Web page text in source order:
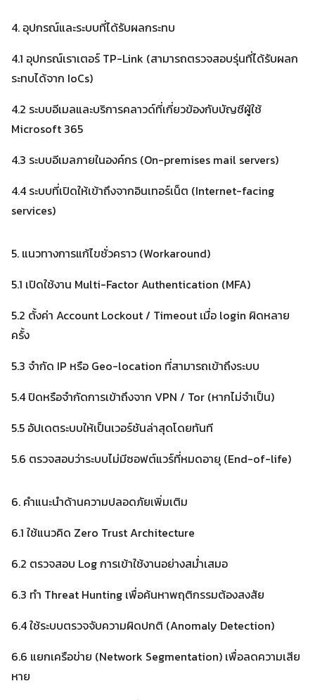
4. อุปกรณ์และระบบที่ได้รับผลกระทบ
4.1 อุปกรณ์เราเตอร์ TP-Link (สามารถตรวจสอบรุ่นที่ได้รับผลก
ระทบได้จาก IoCs)
4.2 ระบบอีเมลและบริการคลาวด์ที่เกี่ยวข้องกับบัญชีผู้ใช้
Microsoft 365
4.3 ระบบอีเมลภายในองค์กร (On-premises mail servers)
4.4 ระบบที่เปิดให้เข้าถึงจากอินเทอร์เน็ต (Internet-facing
services)
5. แนวทางการแก้ไขชั่วคราว (Workaround)
5.1 เปิดใช้งาน Multi-Factor Authentication (MFA)
5.2 ตั้งค่า Account Lockout / Timeout เมื่อ login ผิดหลาย
ครั้ง
5.3 จำกัด IP หรือ Geo-location ที่สามารถเข้าถึงระบบ
5.4 ปิดหรือจำกัดการเข้าถึงจาก VPN / Tor (หากไม่จำเป็น)
5.5 อัปเดตระบบให้เป็นเวอร์ชันล่าสุดโดยทันที
5.6 ตรวจสอบว่าระบบไม่มีซอฟต์แวร์ที่หมดอายุ (End-of-life)
6. คำแนะนำด้านความปลอดภัยเพิ่มเติม
6.1 ใช้แนวคิด Zero Trust Architecture
6.2 ตรวจสอบ Log การเข้าใช้งานอย่างสม่ำเสมอ
6.3 ทำ Threat Hunting เพื่อค้นหาพฤติกรรมต้องสงสัย
6.4 ใช้ระบบตรวจจับความผิดปกติ (Anomaly Detection)
6.6 แยกเครือข่าย (Network Segmentation) เพื่อลดความเสีย
หาย